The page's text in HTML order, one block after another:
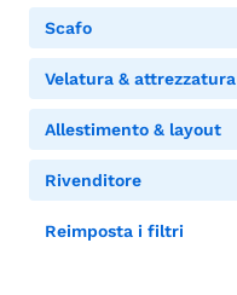
Scafo
Velatura & attrezzatura
Allestimento & layout
Rivenditore
Reimposta i filtri